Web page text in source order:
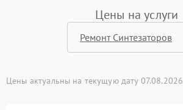
Цены на услуги
Цены актуальны на текущую дату 07.08.2026